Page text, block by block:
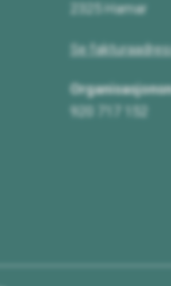
2325 Hamar
Se
920 717 152